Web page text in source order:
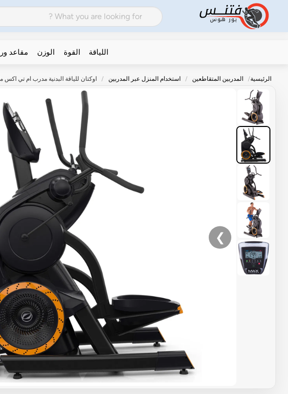
اللياقة القوة الوزن مقاعد
الرئيسية المدربين المتقاطعين استخدام المنزل عبر المدربين اوكتان للياقة البدنية مدرب ام تي
❯